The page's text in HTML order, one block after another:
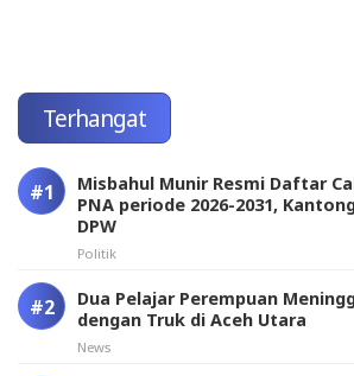
Terhangat
Misbahul Munir Resmi Daftar
PNA periode 2026-2031,
DPW
Politik
Dua Pelajar Perempuan
dengan Truk di Aceh Utara
News